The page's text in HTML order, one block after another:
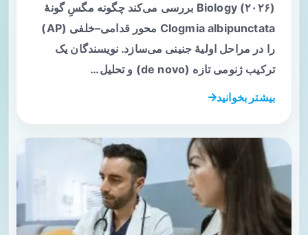
Biology (۲۰۲۶) بررسی می‌کند چگونه مگسِ گونهٔ
Clogmia albipunctata محور قدامی–خلفی (AP)
را در مراحل اولیهٔ جنینی می‌سازد. نویسندگان یک
ترکیب ژنومی تازه (de novo) و تحلیل…
بیشتر بخوانید